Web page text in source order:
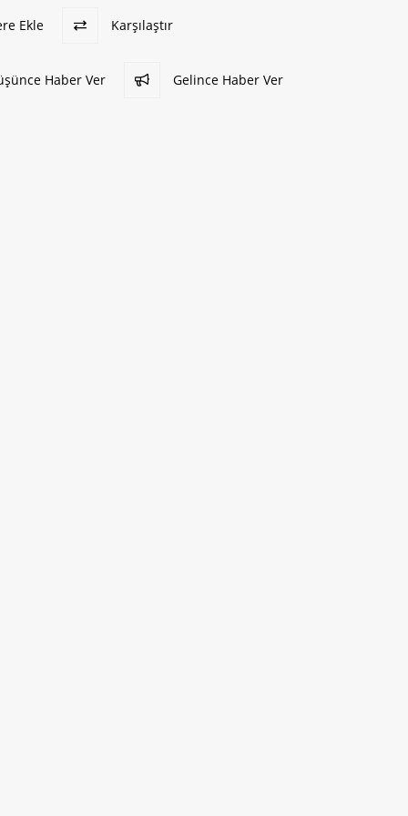
Ekle Karşılaştır
Haber Ver Gelince Haber Ver